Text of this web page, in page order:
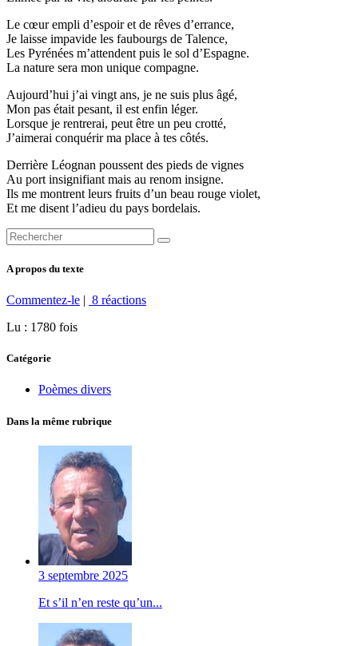
Le cœur empli d’espoir et de rêves d’errance,
Je laisse impavide les faubourgs de Talence,
Les Pyrénées m’attendent puis le sol d’Espagne.
La nature sera mon unique compagne.
Aujourd’hui j’ai vingt ans, je ne suis plus âgé,
Mon pas était pesant, il est enfin léger.
Lorsque je rentrerai, peut être un peu crotté,
J’aimerai conquérir ma place à tes côtés.
Derrière Léognan poussent des pieds de vignes
Au port insignifiant mais au renom insigne.
Ils me montrent leurs fruits d’un beau rouge violet,
Et me disent l’adieu du pays bordelais.
A propos du texte
Commentez-le | 8 réactions
Lu : 1780 fois
Catégorie
Poèmes divers
Dans la même rubrique
3 septembre 2025
Et s’il n’en reste qu’un...